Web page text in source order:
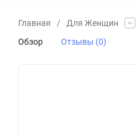
Главная / Для Женщин
Обзор
Отзывы (0)